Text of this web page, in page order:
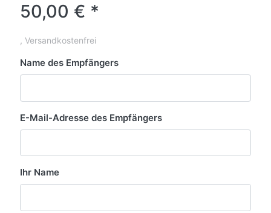
50,00 € *
, Versandkostenfrei
Name des Empfängers
E-Mail-Adresse des Empfängers
Ihr Name